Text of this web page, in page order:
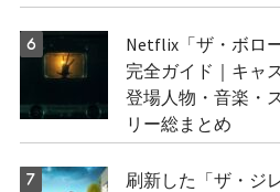
Netflix「ザ・ボロー
完全ガイド｜キャ
登場人物・音楽・
リー総まとめ
刷新した「ザ・ジ